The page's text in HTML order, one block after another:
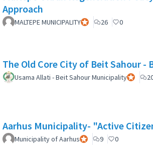
Approach
MALTEPE MUNICIPALITYParticipant officiel
26 0
The Old Core City of Beit Sahour
Usama Allati - Beit Sahour Municipality
Aarhus Municipality- "Active
Municipality of AarhusParticipant officiel
9 0